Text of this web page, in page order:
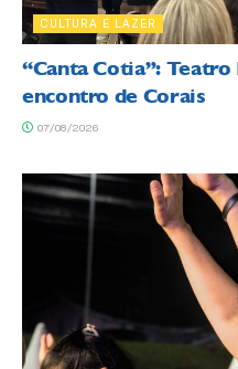
CULTURA E LAZER
“Canta Cotia”:
encontro de Corais
07/08/2026